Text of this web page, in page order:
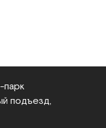
подъезд,